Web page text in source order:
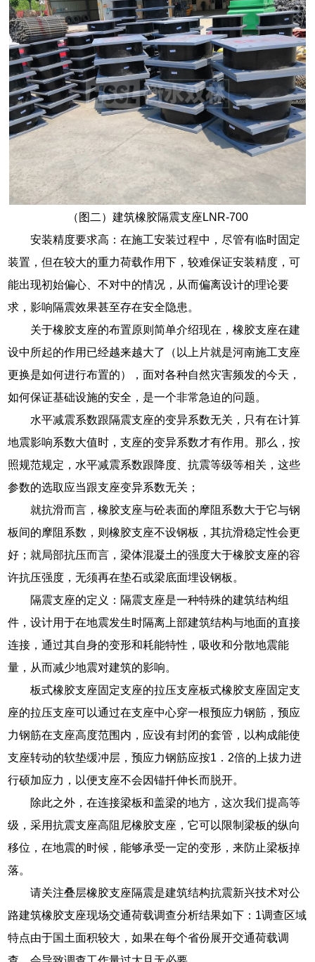
（图二）建筑橡胶隔震支座LNR-700
安装精度要求高：在施工安装过程中，尽管有临时固定
装置，但在较大的重力荷载作用下，较难保证安装精度，可
能出现初始偏心、不对中的情况，从而偏离设计的理论要
求，影响隔震效果甚至存在安全隐患。
关于橡胶支座的布置原则简单介绍现在，橡胶支座在建
设中所起的作用已经越来越大了（以上片就是河南施工支座
更换是如何进行布置的），面对各种自然灾害频发的今天，
如何保证基础设施的安全，是一个非常急迫的问题。
水平减震系数跟隔震支座的变异系数无关，只有在计算
地震影响系数大值时，支座的变异系数才有作用。那么，按
照规范规定，水平减震系数跟降度、抗震等级等相关，这些
参数的选取应当跟支座变异系数无关；
就抗滑而言，橡胶支座与砼表面的摩阻系数大于它与钢
板间的摩阻系数，则橡胶支座不设钢板，其抗滑稳定性会更
好；就局部抗压而言，梁体混凝土的强度大于橡胶支座的容
许抗压强度，无须再在垫石或梁底面埋设钢板。
隔震支座的定义：隔震支座是一种特殊的建筑结构组
件，设计用于在地震发生时隔离上部建筑结构与地面的直接
连接，通过其自身的变形和耗能特性，吸收和分散地震能
量，从而减少地震对建筑的影响。
板式橡胶支座固定支座的拉压支座板式橡胶支座固定支
座的拉压支座可以通过在支座中心穿一根预应力钢筋，预应
力钢筋在支座高度范围内，应设有封闭的套管，以构成能使
支座转动的软垫缓冲层，预应力钢筋应按1．2倍的上拔力进
行硕加应力，以便支座不会因锚扦伸长而脱开。
除此之外，在连接梁板和盖梁的地方，这次我们提高等
级，采用抗震支座高阻尼橡胶支座，它可以限制梁板的纵向
移位，在地震的时候，能够承受一定的变形，来防止梁板掉
落。
请关注叠层橡胶支座隔震是建筑结构抗震新兴技术对公
路建筑橡胶支座现场交通荷载调查分析结果如下：1调查区域
特点由于国土面积较大，如果在每个省份展开交通荷载调